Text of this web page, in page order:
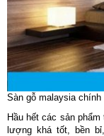
Sàn gỗ malaysia chính
Hầu hết các sản
lượng khá tốt, bền